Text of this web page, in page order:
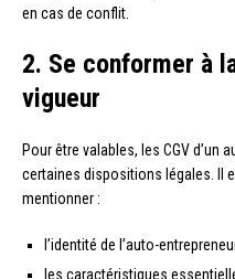
en cas de conflit.
2. Se conformer à
vigueur
Pour être valables, les CGV d’un
certaines dispositions légales. Il
mentionner :
l’identité de l’auto-
les caractéristiques